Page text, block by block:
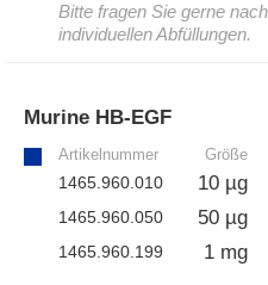
Bitte fragen Sie gerne
individuellen Abfüllungen.
Murine HB-EGF
Artikelnummer Größe
1465.960.010 10 µg
1465.960.050 50 µg
1465.960.199 1 mg